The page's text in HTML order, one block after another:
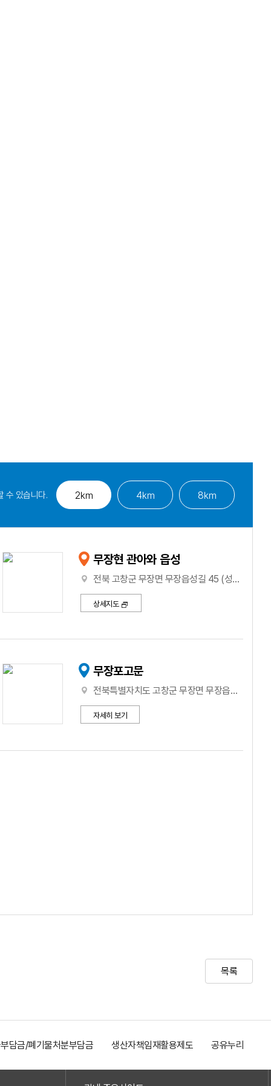
수 있습니다. 2㎞ 4㎞ 8㎞
무장현 관아와 읍성
전북 고창군 무장면 무장읍성길 45 (성내리)
상세지도
무장포고문
전북특별자치도 고창군 무장면 무장읍성길 45
자세히 보기
목록
담금/폐기물처분부담금 생산자책임재활용제도 공유누리